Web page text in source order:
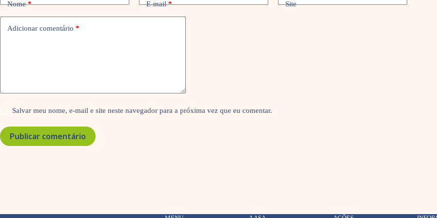
Nome* E-mail* Site
Adicionar comentário *
Salvar meu nome, e-mail e site neste navegador para a próxima vez que eu comentar.
Publicar comentário